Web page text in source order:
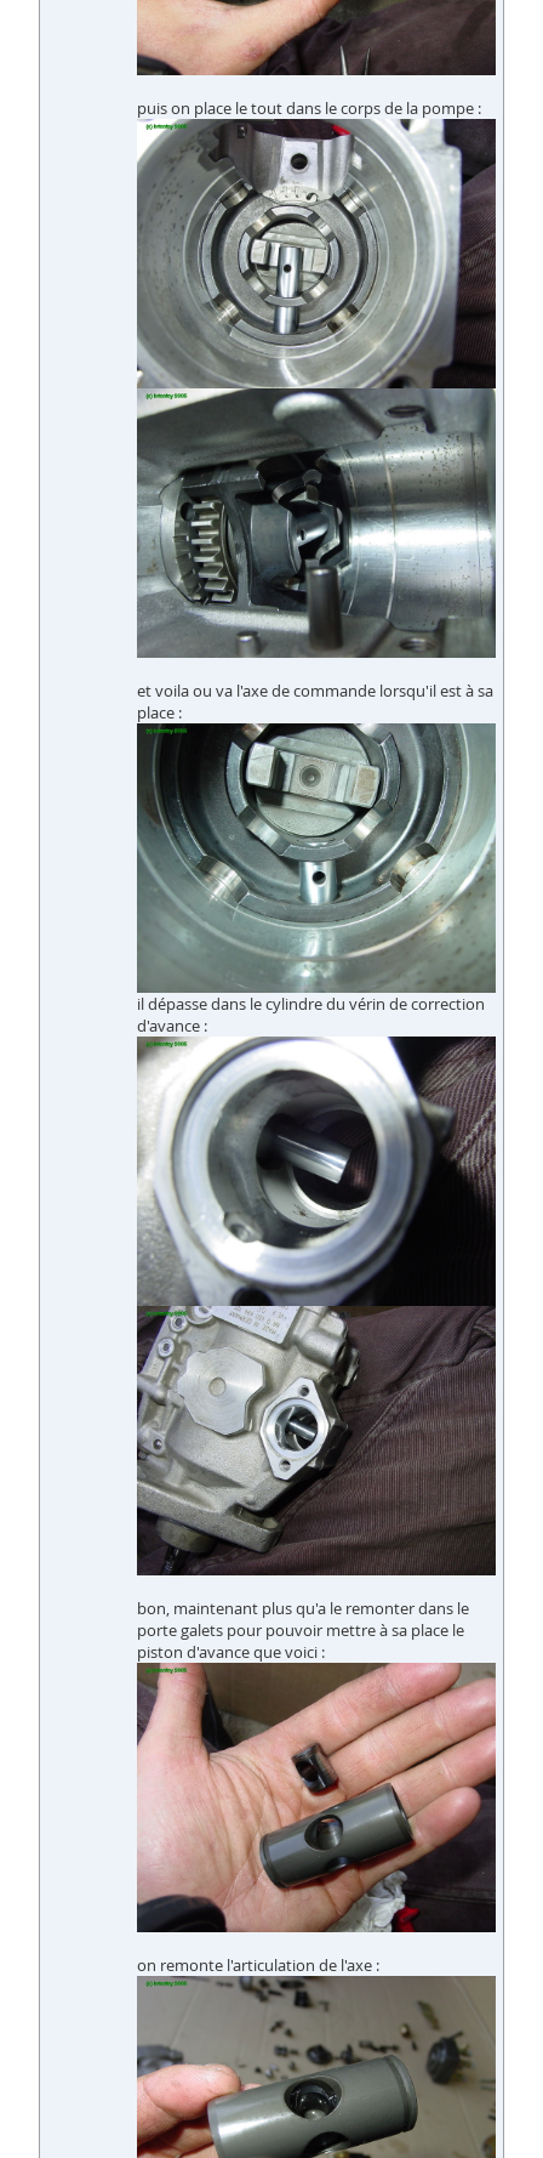
puis on place le tout dans le corps de la pompe :
et voila ou va l'axe de commande lorsqu'il est à sa
place :
il dépasse dans le cylindre du vérin de correction
d'avance :
bon, maintenant plus qu'a le remonter dans le
porte galets pour pouvoir mettre à sa place le
piston d'avance que voici :
on remonte l'articulation de l'axe :